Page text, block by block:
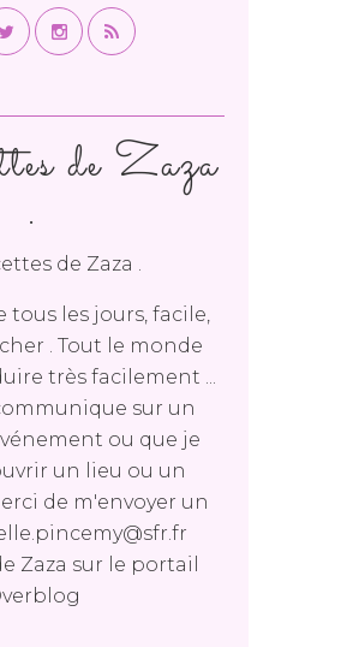
de Zaza
.
tous les jours, facile,
. Tout le monde
très facilement ...
sur un
ou que je
un lieu ou un
de m'envoyer un
Zaza sur le portail